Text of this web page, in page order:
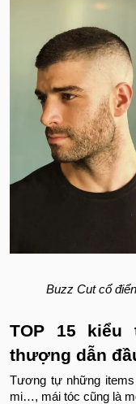
Buzz Cut cổ
TOP 15
thượng dẫn
Tương tự những
mi…, mái tóc cũng là